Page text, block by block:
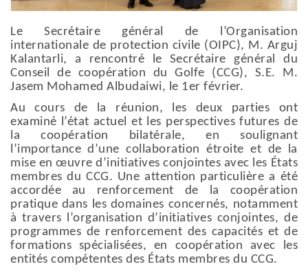
Le Secrétaire général de l’Organisation
internationale de protection civile (OIPC), M. Arguj
Kalantarli, a rencontré le Secrétaire général du
Conseil de coopération du Golfe (CCG), S.E. M.
Jasem Mohamed Albudaiwi, le 1er février.
Au cours de la réunion, les deux parties ont
examiné l’état actuel et les perspectives futures de
la coopération bilatérale, en soulignant
l’importance d’une collaboration étroite et de la
mise en œuvre d’initiatives conjointes avec les États
membres du CCG. Une attention particulière a été
accordée au renforcement de la coopération
pratique dans les domaines concernés, notamment
à travers l’organisation d’initiatives conjointes, de
programmes de renforcement des capacités et de
formations spécialisées, en coopération avec les
entités compétentes des États membres du CCG.